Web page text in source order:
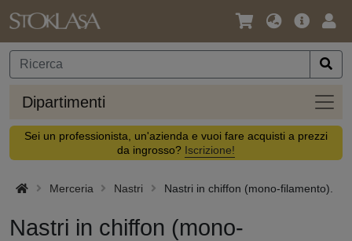
Lingua
Valuta
Offerta
Dipartimenti
Sei un professionista, un'azienda e vuoi fare acquisti a prezzi
da ingrosso? Iscrizione!
Merceria Nastri Nastri in chiffon (mono-filamento).
Nastri in chiffon (mono-